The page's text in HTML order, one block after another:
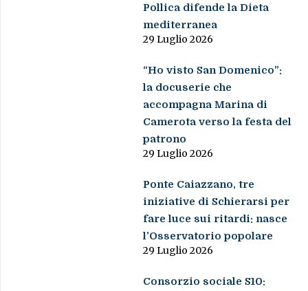
Pollica difende la Dieta
mediterranea
29 Luglio 2026
“Ho visto San Domenico”:
la docuserie che
accompagna Marina di
Camerota verso la festa del
patrono
29 Luglio 2026
Ponte Caiazzano, tre
iniziative di Schierarsi per
fare luce sui ritardi: nasce
l’Osservatorio popolare
29 Luglio 2026
Consorzio sociale S10: